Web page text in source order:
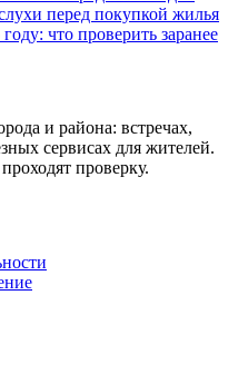
перед покупкой жилья
что проверить заранее
и района: встречах,
сервисах для жителей.
проверку.